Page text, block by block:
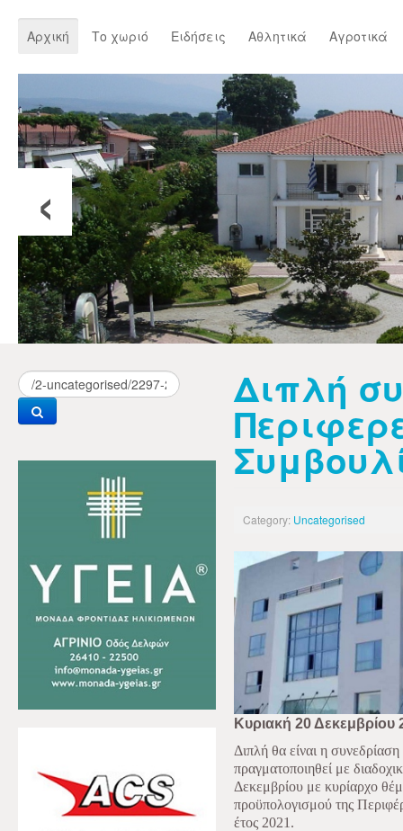
Αρχική Το χωριό Ειδήσεις Αθλητικά Αγροτικά
‹
Διπλή
Category: Uncategorised
Κυριακή 20 Δεκεμβρίου
Διπλή θα είναι η
πραγματοποιηθεί με
Δεκεμβρίου με κυρίαρχο
προϋπολογισμού της
έτος 2021.